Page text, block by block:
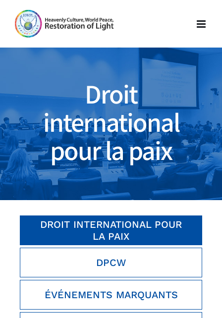
content
Droit
international
pour la paix
DROIT INTERNATIONAL POUR
LA PAIX
DPCW
ÉVÉNEMENTS MARQUANTS